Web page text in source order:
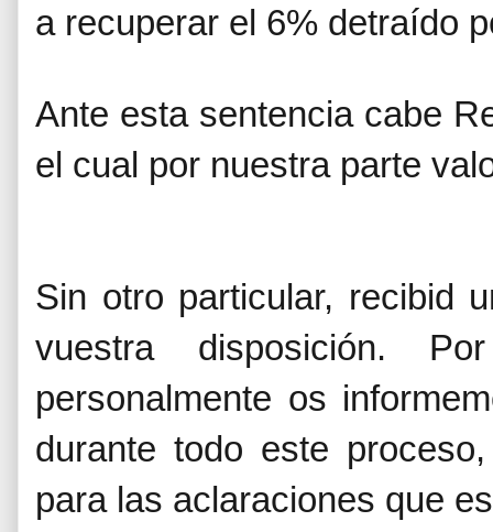
a recuperar el 6% detraído
Ante esta sentencia cabe
el cual por nuestra parte
Sin otro particular, recibid
vuestra disposición.
personalmente os
durante todo este
para las aclaraciones que